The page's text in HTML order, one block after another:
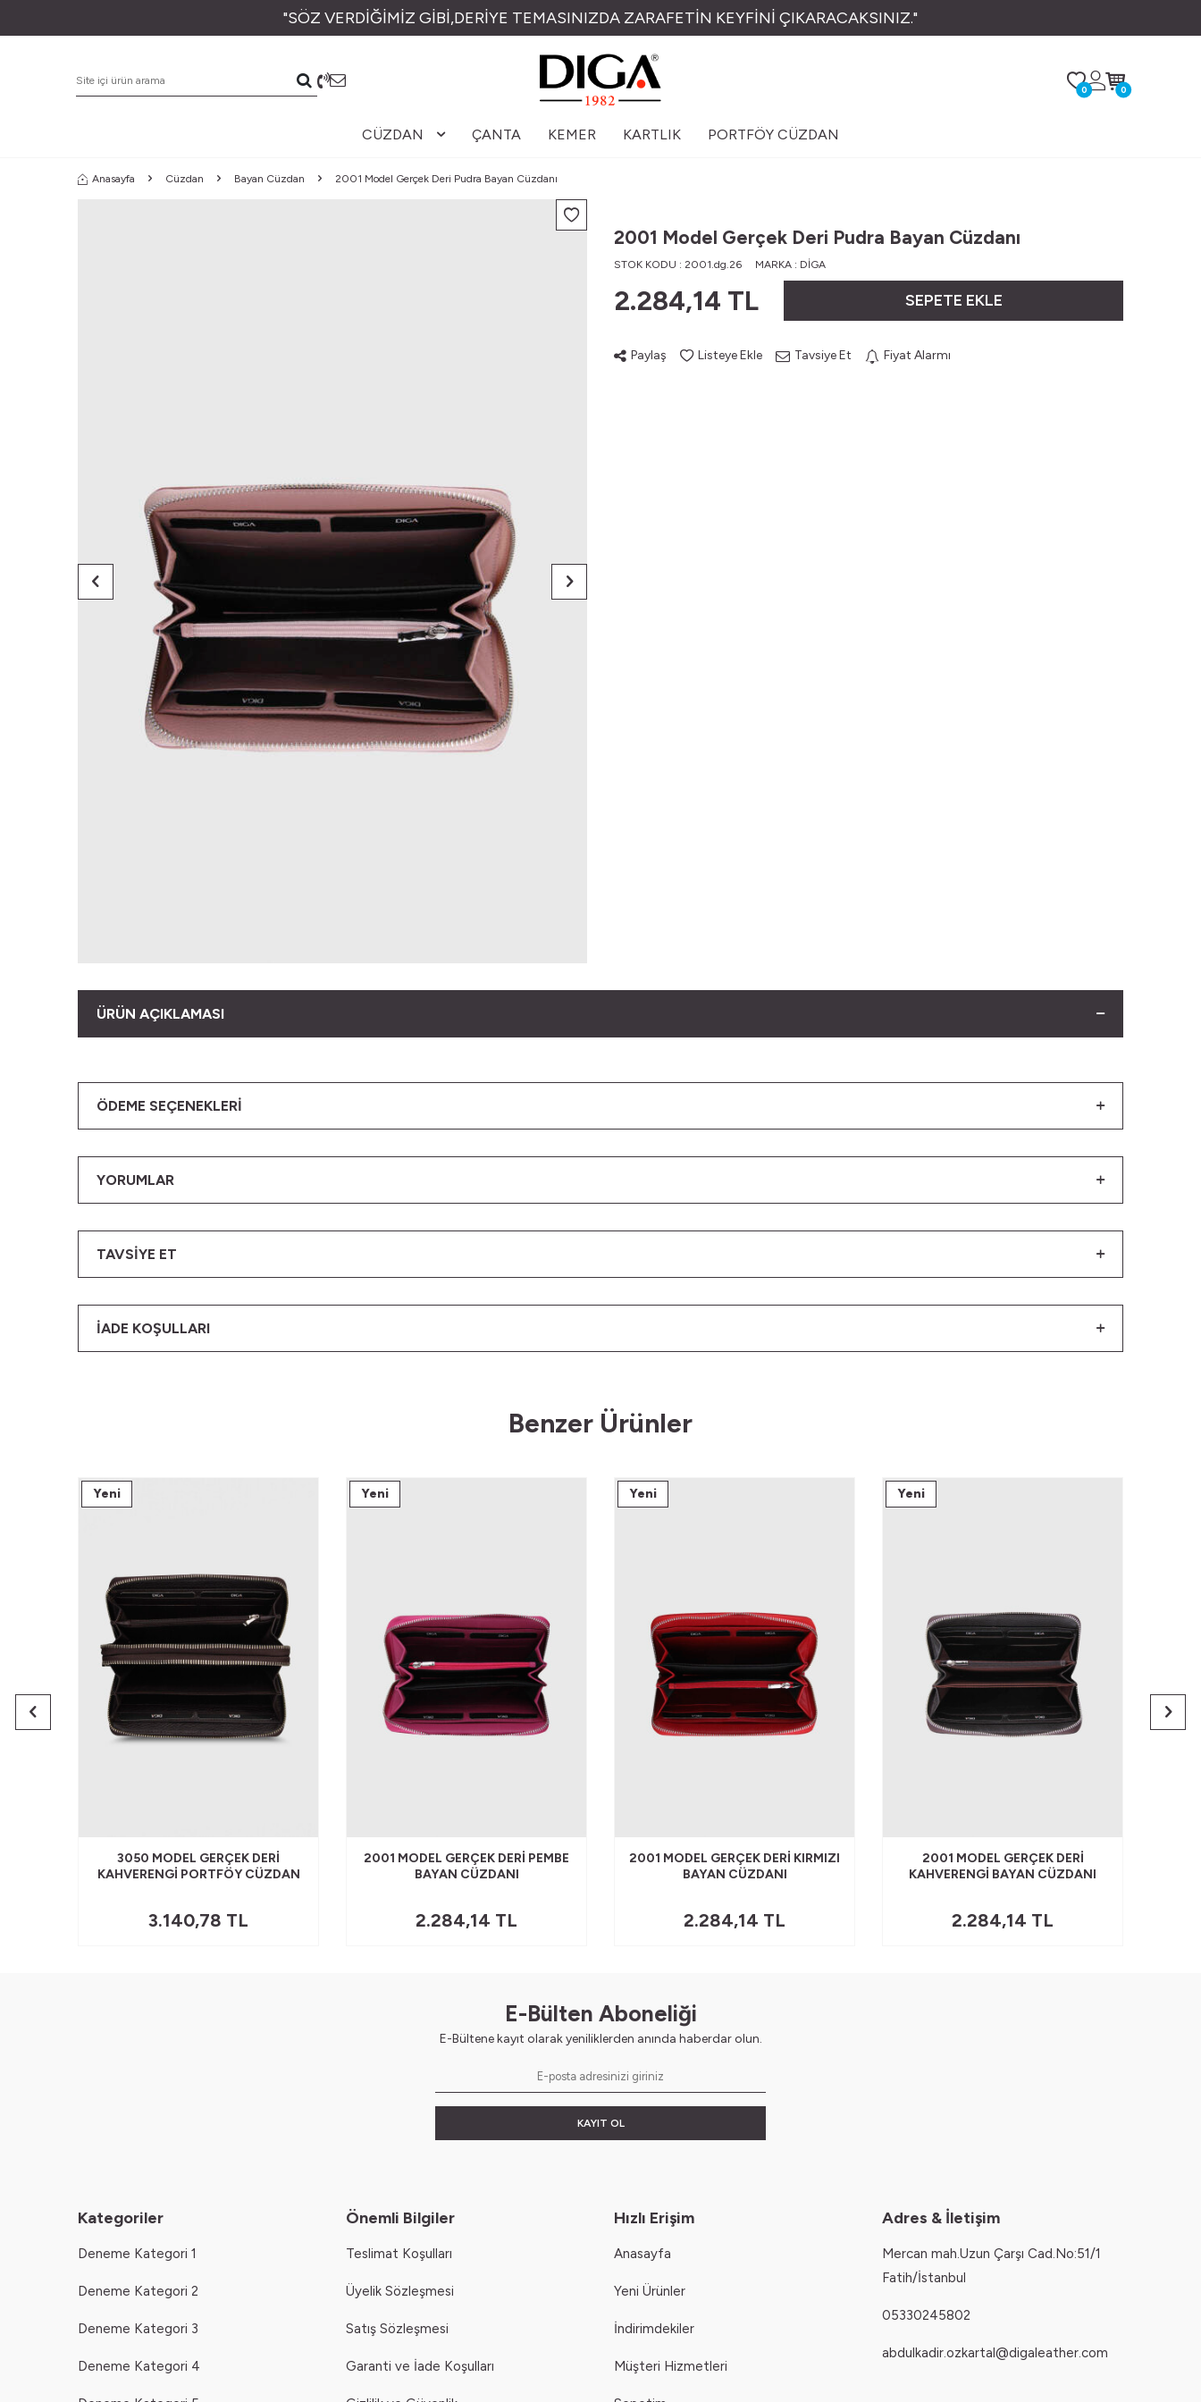
"SÖZ VERDİĞİMİZ GİBİ,DERİYE TEMASINIZDA ZARAFETİN KEYFİNİ ÇIKARACAKSINIZ."
0 0
CÜZDAN ÇANTA KEMER KARTLIK PORTFÖY CÜZDAN
Anasayfa Cüzdan Bayan Cüzdan 2001 Model Gerçek Deri Pudra Bayan Cüzdanı
2001 Model Gerçek Deri Pudra Bayan Cüzdanı
STOK KODU : 2001.dg.26 MARKA : DİGA
2.284,14 TL SEPETE EKLE
Paylaş Listeye Ekle Tavsiye Et Fiyat Alarmı
ÜRÜN AÇIKLAMASI
ÖDEME SEÇENEKLERI
YORUMLAR
TAVSIYE ET
İADE KOŞULLARI
Benzer Ürünler
Yeni
3050 MODEL GERÇEK DERI
KAHVERENGI PORTFÖY CÜZDAN
3.140,78 TL
Yeni
2001 MODEL GERÇEK DERI PEMBE
BAYAN CÜZDANI
2.284,14 TL
Yeni
2001 MODEL GERÇEK DERI KIRMIZI
BAYAN CÜZDANI
2.284,14 TL
Yeni
2001 MODEL GERÇEK DERI
KAHVERENGI BAYAN CÜZDANI
2.284,14 TL
E-Bülten Aboneliği
E-Bültene kayıt olarak yeniliklerden anında haberdar olun.
KAYIT OL
Kategoriler
Deneme Kategori 1
Deneme Kategori 2
Deneme Kategori 3
Deneme Kategori 4
Önemli Bilgiler
Teslimat Koşulları
Üyelik Sözleşmesi
Satış Sözleşmesi
Garanti ve İade Koşulları
Hızlı Erişim
Anasayfa
Yeni Ürünler
İndirimdekiler
Müşteri Hizmetleri
Adres & İletişim
Mercan mah.Uzun Çarşı Cad.No:51/1
Fatih/İstanbul
05330245802
abdulkadir.ozkartal@digaleather.com